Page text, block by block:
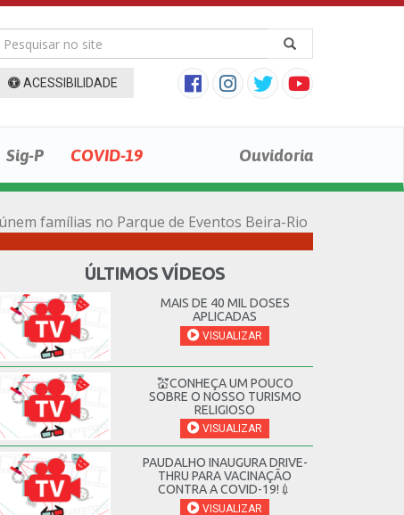
ACESSIBILIDADE
Sig-P COVID-19 Ouvidoria
famílias no Parque de Eventos Beira-Rio
ÚLTIMOS VÍDEOS
MAIS DE 40 MIL DOSES
APLICADAS
VISUALIZAR
💒CONHEÇA UM POUCO
SOBRE O NOSSO TURISMO
RELIGIOSO
VISUALIZAR
PAUDALHO INAUGURA DRIVE-
THRU PARA VACINAÇÃO
CONTRA A COVID-19!💉
VISUALIZAR